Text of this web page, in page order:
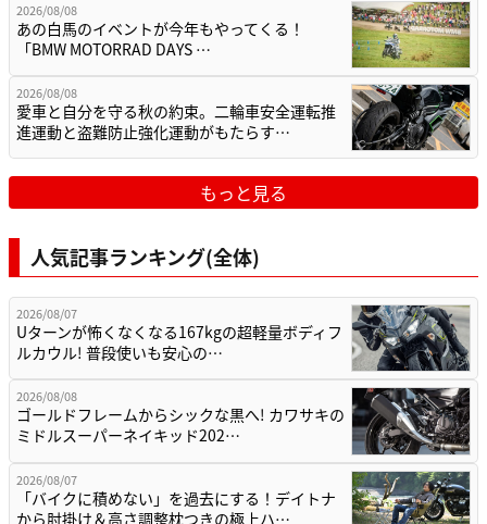
2026/08/08
あの白馬のイベントが今年もやってくる！
「BMW MOTORRAD DAYS …
2026/08/08
愛車と自分を守る秋の約束。二輪車安全運転推
進運動と盗難防止強化運動がもたらす…
もっと見る
人気記事ランキング(全体)
2026/08/07
Uターンが怖くなくなる167kgの超軽量ボディフ
ルカウル! 普段使いも安心の…
2026/08/08
ゴールドフレームからシックな黒へ! カワサキの
ミドルスーパーネイキッド202…
2026/08/07
「バイクに積めない」を過去にする！デイトナ
から肘掛け＆高さ調整枕つきの極上ハ…